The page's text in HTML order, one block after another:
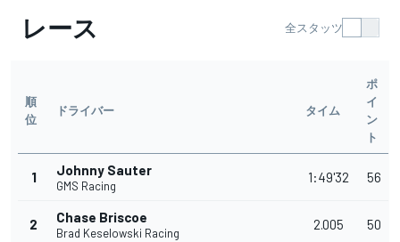
レース 全スタッツ
順
位
ドライバー タイム
ポ
イ
ン
ト
1 Johnny Sauter
GMS Racing
1:49'32 56
2 Chase Briscoe
Brad Keselowski Racing
2.005 50